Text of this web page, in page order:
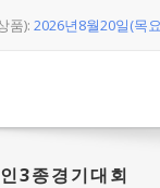
품): 2026년8월20일(목
3종경기대회